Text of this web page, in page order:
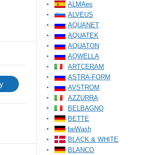
ALMAes
ALVEUS
AQUANET
AQUATEK
AQUATON
AQWELLA
ARTCERAM
ASTRA-FORM
AVSTROM
AZZURRA
BELBAGNO
BETTE
beWash
BLACK & WHITE
BLANCO